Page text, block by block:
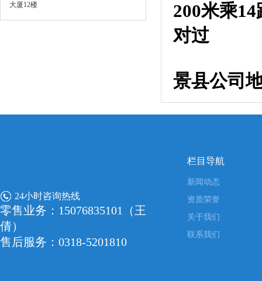
大厦12楼
200米乘
对过
景县公司
24小时咨询热线
零售业务：15076835101（王
倩）
售后服务：0318-5201810
栏目导航
新闻动态
资质荣誉
关于我们
联系我们